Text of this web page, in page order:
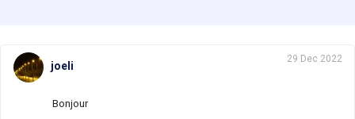
joeli
29 Dec 2022
Bonjour